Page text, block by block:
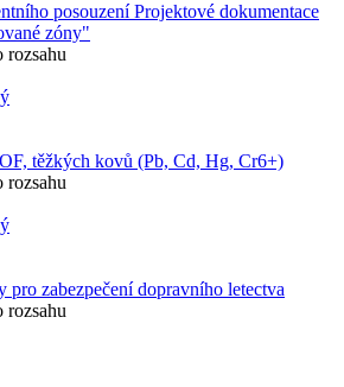
posouzení Projektové dokumentace
zóny"
rozsahu
těžkých kovů (Pb, Cd, Hg, Cr6+)
rozsahu
pro zabezpečení dopravního letectva
rozsahu